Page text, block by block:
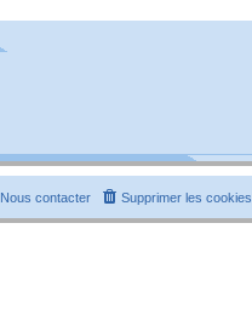
Supprimer les cookies
Nous contacter